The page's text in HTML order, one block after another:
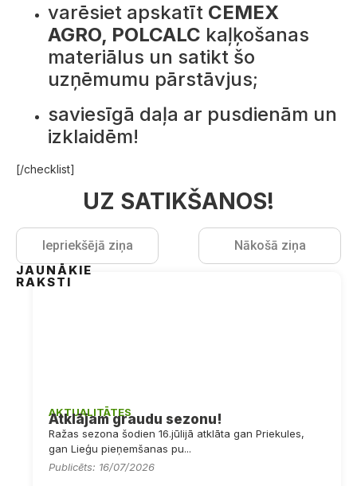
varēsiet apskatīt CEMEX
AGRO, POLCALC kaļķošanas
materiālus un satikt šo
uzņēmumu pārstāvjus;
saviesīgā daļa ar pusdienām un
izklaidēm!
[/checklist]
UZ SATIKŠANOS!
Nākošā ziņa
Iepriekšējā ziņa
JAUNĀKIE
RAKSTI
AKTUALITĀTES
Atklājam graudu sezonu!
Ražas sezona šodien 16.jūlijā atklāta gan Priekules,
gan Lieģu pieņemšanas pu...
Publicēts: 16/07/2026